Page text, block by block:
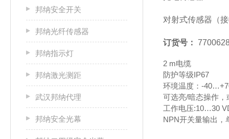
邦纳安全开关
邦纳光纤传感器
邦纳指示灯
邦纳激光测距
武汉邦纳代理
邦纳安全光幕
对射式传感器（
订货号：
2 m电缆
防护等级IP67
环境温度：-
可选亮/暗态操作
工作电压:10…30
NPN开关量输出，